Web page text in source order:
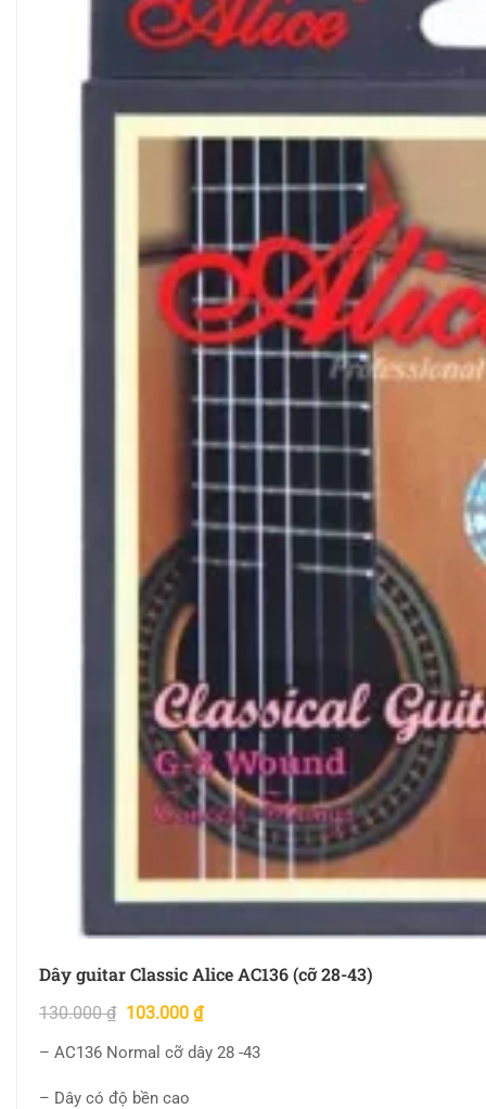
Dây guitar Classic Alice AC136 (cỡ 28-43)
130.000₫ 103.000 ₫
– AC136 Normal cỡ dây 28 -43
– Dây có độ bền cao